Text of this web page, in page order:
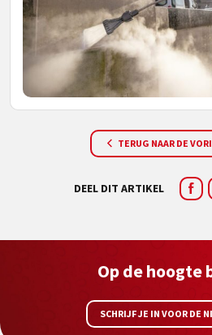
TERUG NAAR DE
DEEL DIT ARTIKEL
Op de hoogte
SCHRIJF JE IN VOOR DE